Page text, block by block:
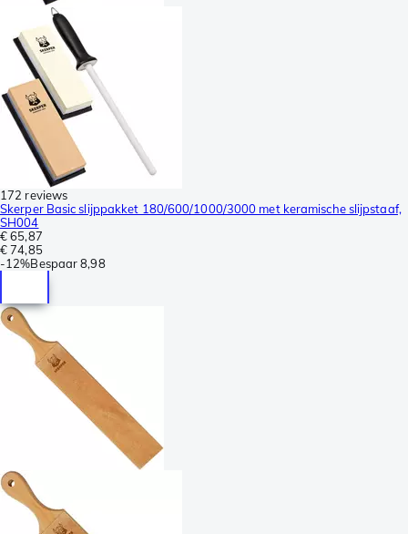
172 reviews
Skerper Basic slijppakket 180/600/1000/3000 met keramische slijpstaaf,
SH004
€ 65,87
€ 74,85
-12%Bespaar 8,98